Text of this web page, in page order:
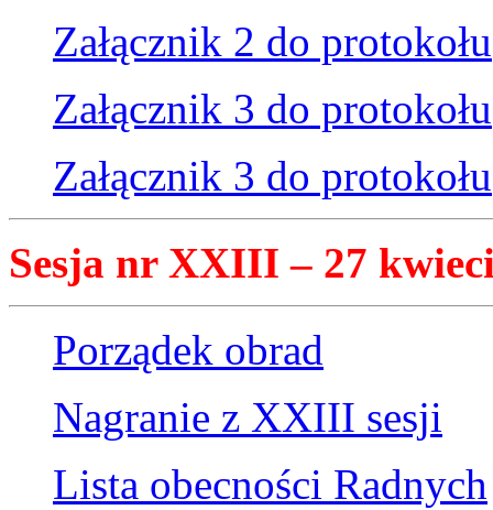
Załącznik 2 do protokołu
Załącznik 3 do protokołu
Załącznik 3 do protokołu
Sesja nr XXIII – 27
Porządek obrad
Nagranie z XXIII sesji
Lista obecności Radnych